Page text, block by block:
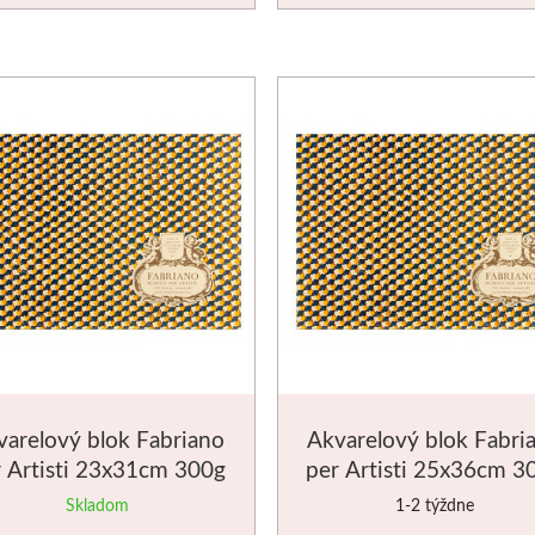
blok Fabriano
Artisti 23x31cm 300g
Skladom
Akvarelový blok
per Artisti 25x36cm
1-2 týždne